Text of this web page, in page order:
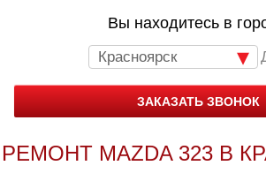
Вы находитесь в
Красноярск
ЗАКАЗАТЬ ЗВОНОК
РЕМОНТ MAZDA 323 В